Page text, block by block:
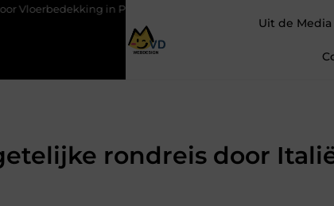
in Purmerend
Uit de Media
rondreis door